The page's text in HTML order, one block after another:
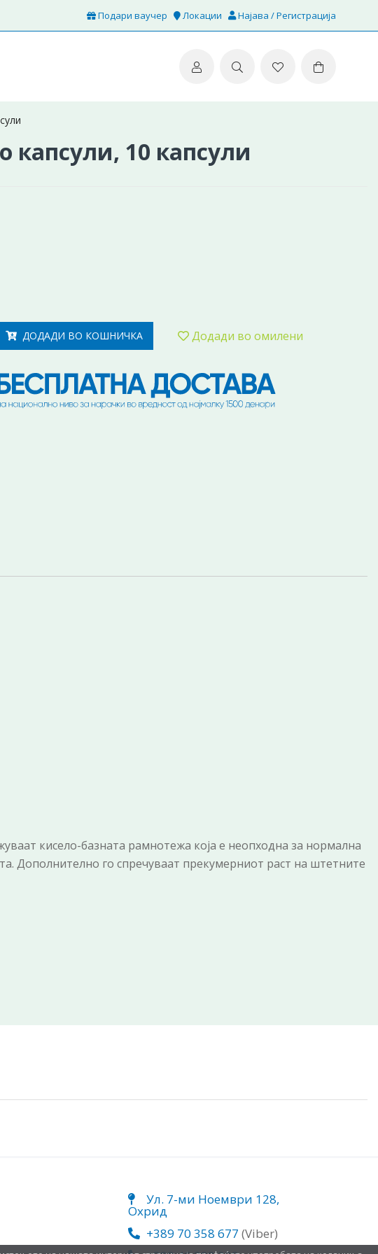
Подари ваучер Локации Најава / Регистрација
капсули, 10 капсули
ДОДАДИ ВО КОШНИЧКА Додади во омилени
кисело-базната рамнотежа која е неопходна за нормална
Дополнително го спречуваат прекумерниот раст на штетните
Ул. 7-ми Ноември 128,
Охрид
+389 70 358 677 (Viber)